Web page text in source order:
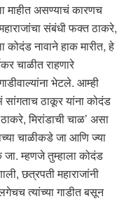
माहीत असण्याचं कारणच
संबंधी फक्त ठाकरे,
कोदंड नावाने हाक मारीत, हे
चाळीत राहणारे
भेटले. आम्ही
ठाकूर यांना कोदंड
मिरांडाची चाळ’ असा
चाळीकडे जा आणि ज्या
म्हणजे तुम्हाला कोदंड
छत्रपती महाराजांनी
त्यांच्या गाडीत बसून